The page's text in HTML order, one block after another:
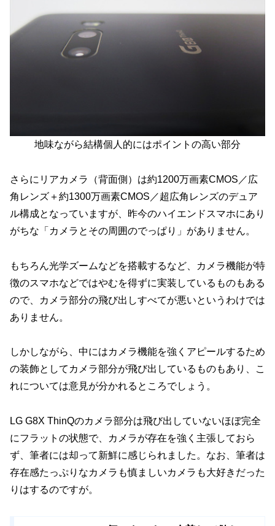
地味ながら結構個人的にはポイントの高い部分
さらにリアカメラ（背面側）は約1200万画素CMOS／広
角レンズ＋約1300万画素CMOS／超広角レンズのデュア
ル構成となっていますが、昨今のハイエンドスマホにあり
がちな「カメラとその周囲のでっぱり」がありません。
もちろん光学ズームなどを搭載するなど、カメラ機能が特
徴のスマホなどではやむを得ずに実装しているものもある
ので、カメラ部分の飛び出しすべてが悪いというわけでは
ありません。
しかしながら、中にはカメラ機能を強くアピールするため
の装飾としてカメラ部分が飛び出しているものもあり、こ
れについては意見が分かれるところでしょう。
LG G8X ThinQのカメラ部分は飛び出していないほぼ完全
にフラットの状態で、カメラが存在を強く主張しておら
ず、筆者には却って新鮮に感じられました。なお、筆者は
存在感たっぷりなカメラも慎ましいカメラも大好きだった
りはするのですが。